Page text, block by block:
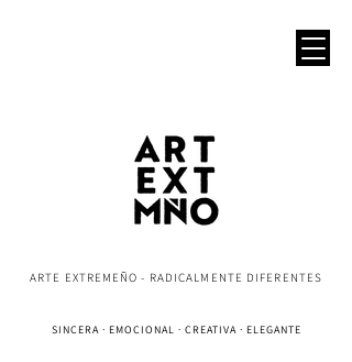
ARTE EXTREMEÑO - RADICALMENTE DIFERENTES
SINCERA · EMOCIONAL · CREATIVA · ELEGANTE